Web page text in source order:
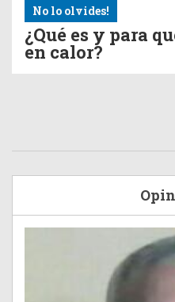
No lo olvides!
¿Qué es y para
en calor?